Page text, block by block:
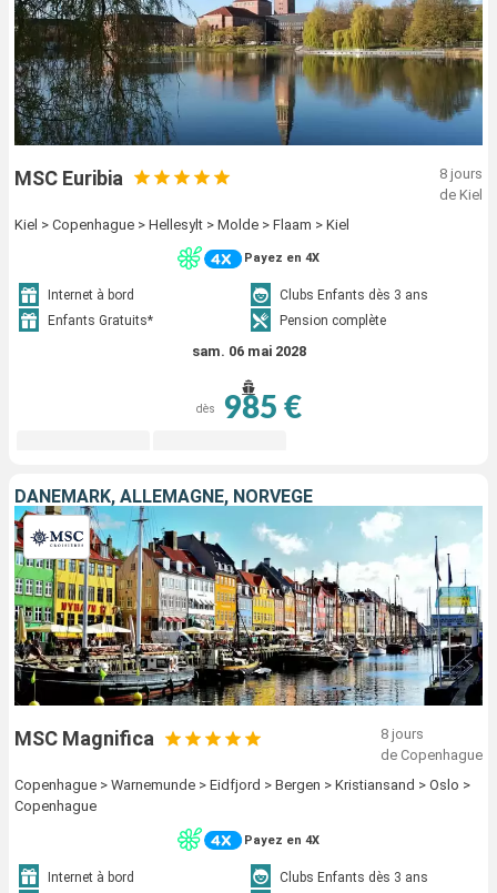
MSC Euribia
8 jours
de Kiel
Kiel > Copenhague > Hellesylt > Molde > Flaam > Kiel
Payez en 4X
Internet à bord
Clubs Enfants dès 3 ans
Enfants Gratuits*
Pension complète
sam. 06 mai 2028
dès 985 €
DANEMARK, ALLEMAGNE, NORVÈGE
MSC Magnifica
8 jours
de Copenhague
Copenhague > Warnemunde > Eidfjord > Bergen > Kristiansand > Oslo >
Copenhague
Payez en 4X
Internet à bord
Clubs Enfants dès 3 ans